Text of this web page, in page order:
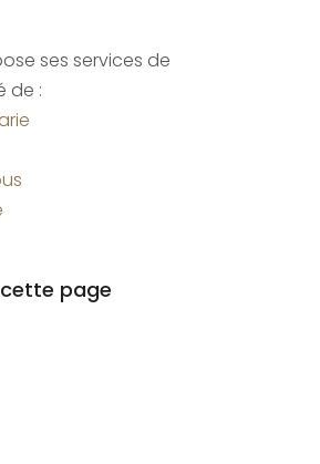
ses services de
de :